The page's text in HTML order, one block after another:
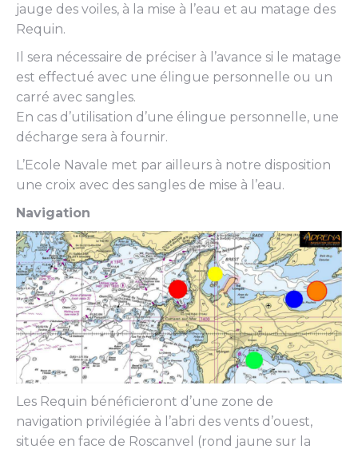
jauge des voiles, à la mise à l’eau et au matage des
Requin.
Il sera nécessaire de préciser à l’avance si le matage
est effectué avec une élingue personnelle ou un
carré avec sangles.
En cas d’utilisation d’une élingue personnelle, une
décharge sera à fournir.
L’Ecole Navale met par ailleurs à notre disposition
une croix avec des sangles de mise à l’eau.
Navigation
Les Requin bénéficieront d’une zone de
navigation privilégiée à l’abri des vents d’ouest,
située en face de Roscanvel (rond jaune sur la